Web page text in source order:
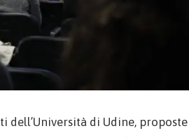
di Udine, proposte